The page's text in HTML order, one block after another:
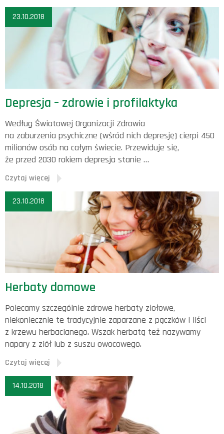
23.10.2018
Depresja – zdrowie i profilaktyka
Według Światowej Organizacji Zdrowia
na zaburzenia psychiczne (wśród nich depresję) cierpi 450
milionów osób na całym świecie. Przewiduje się,
że przed 2030 rokiem depresja stanie …
Czytaj więcej
23.10.2018
Herbaty domowe
Polecamy szczególnie zdrowe herbaty ziołowe,
niekoniecznie te tradycyjnie zaparzane z pączków i liści
z krzewu herbacianego. Wszak herbatą też nazywamy
napary z ziół lub z suszu owocowego.
Czytaj więcej
14.10.2018